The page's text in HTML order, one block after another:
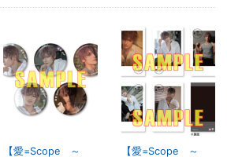
【愛=Scope ～
【愛=Scope ～